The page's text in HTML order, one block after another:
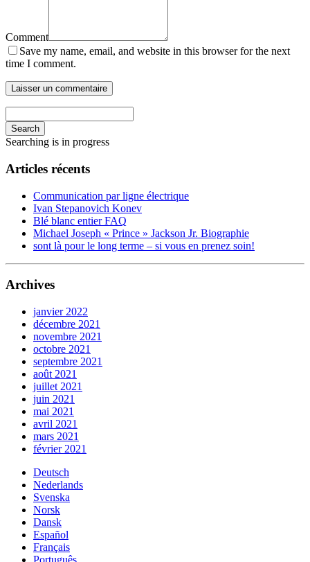
Comment
Save my name, email, and website in this browser for the next
time I comment.
Search
Searching is in progress
Articles récents
Communication par ligne électrique
Ivan Stepanovich Konev
Blé blanc entier FAQ
Michael Joseph « Prince » Jackson Jr. Biographie
sont là pour le long terme – si vous en prenez soin!
Archives
janvier 2022
décembre 2021
novembre 2021
octobre 2021
septembre 2021
août 2021
juillet 2021
juin 2021
mai 2021
avril 2021
mars 2021
février 2021
Deutsch
Nederlands
Svenska
Norsk
Dansk
Español
Français
Português